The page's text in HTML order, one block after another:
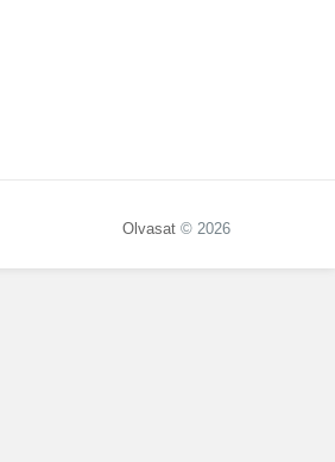
Olvasat © 2026